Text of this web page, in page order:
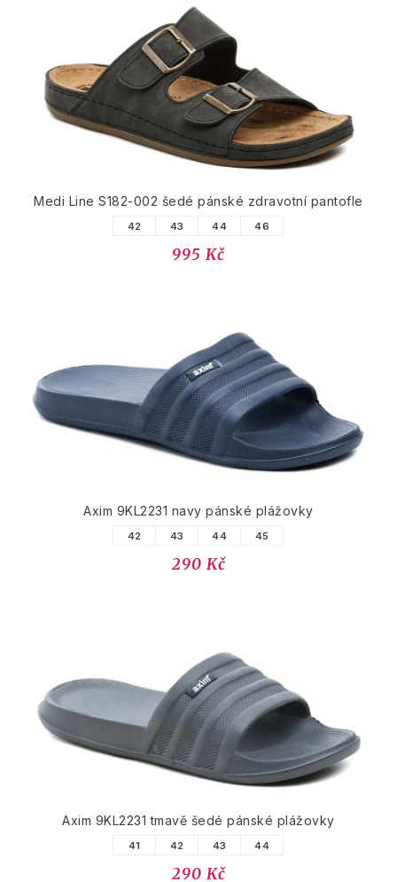
Medi Line S182-002 šedé pánské zdravotní pantofle
42 43 44 46
995 Kč
Axim 9KL2231 navy pánské plážovky
42 43 44 45
290 Kč
Axim 9KL2231 tmavě šedé pánské plážovky
41 42 43 44
290 Kč